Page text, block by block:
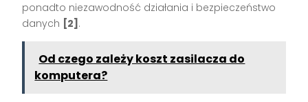
ponadto niezawodność działania i bezpieczeństwo
danych [2] .
Od czego zależy koszt zasilacza do
komputera?